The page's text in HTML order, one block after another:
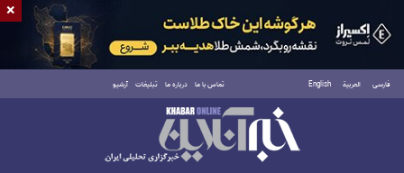
فارسی العربية English تماس با ما درباره ما تبلیغات آرشیو
پنجشنبه ۱۵ مرداد ۱۴۰۵
×